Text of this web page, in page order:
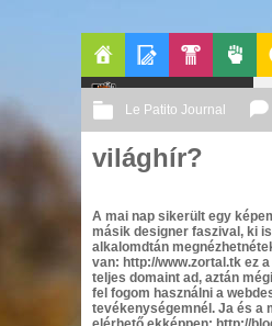
Főoldal Politika
Le Patito Journal
2002 12. 10.
világhír?
A mai nap sikerült egy
másik designer faszival, ki
alkalomdtán
van: http://www.zortal.tk ez
teljes domaint ad, aztán
fel fogom használni a
tevékenységemnél. Ja és a